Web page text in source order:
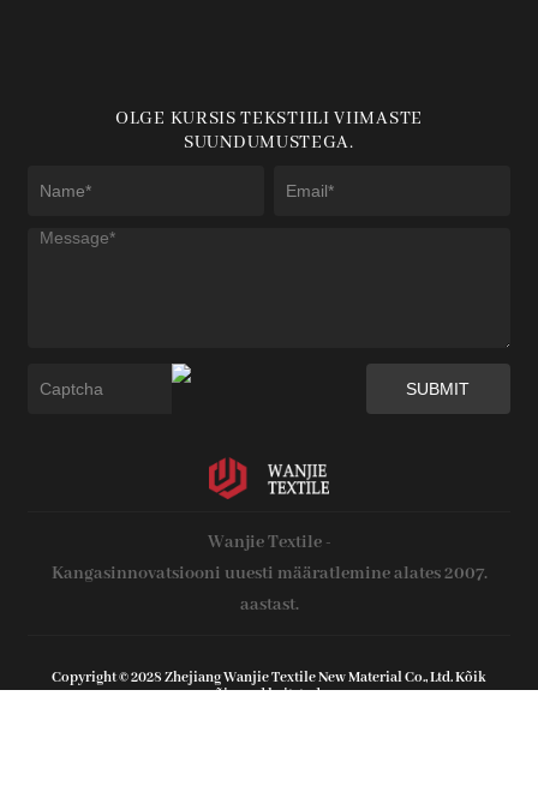
OLGE KURSIS TEKSTIILI VIIMASTE
SUUNDUMUSTEGA.
Wanjie Textile -
Kangasinnovatsiooni uuesti määratlemine alates 2007.
aastast.
Copyright © 2028 Zhejiang Wanjie Textile New Material Co., Ltd. Kõik
õigused kaitstud.